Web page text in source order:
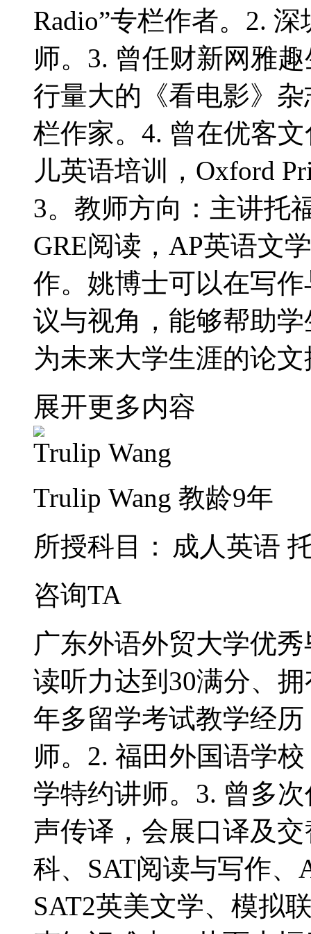
Radio”专栏作者。2.
师。3. 曾任财新网雅
行量大的《看电影》
栏作家。4. 曾在优客
儿英语培训，Oxford
3。教师方向：主讲托
GRE阅读，AP英语文
作。姚博士可以在写
议与视角，能够帮助
为未来大学生涯的论
展开更多内容
Trulip Wang 教龄9年
所授科目： 成人英语
咨询TA
广东外语外贸大学优
读听力达到30满分、
年多留学考试教学经
师。2. 福田外国语学
学特约讲师。3. 曾多
声传译，会展口译及
科、SAT阅读与写作、
SAT2英美文学、模拟